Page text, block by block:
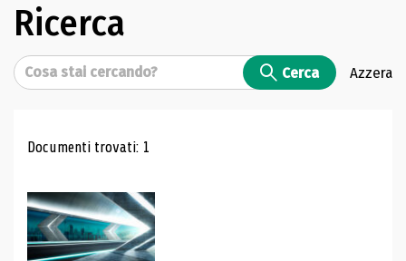
Ricerca
Cerca Cerca Azzera
Risultati di ricerca
Documenti trovati: 1